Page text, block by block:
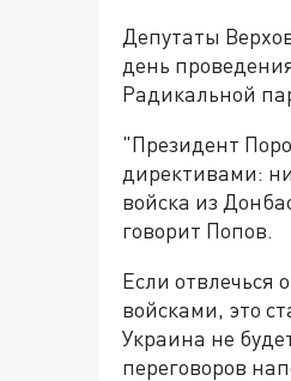
Депутаты
день
Радикальной
"Президент
директивами:
войска из
говорит Попов.
Если отвлечься
войсками, это
Украина не
переговоров